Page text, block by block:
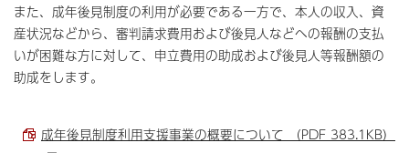
また、成年後見制度の利用が必要である一方で、本人の収入、資
産状況などから、審判請求費用および後見人などへの報酬の支払
いが困難な方に対して、申立費用の助成および後見人等報酬額の
助成をします。
成年後見制度利用支援事業の概要について （PDF 383.1KB）